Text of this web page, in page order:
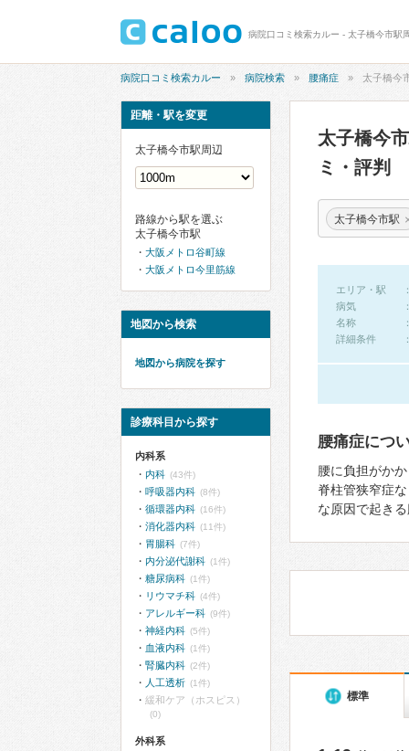
病院口コミ検索カルー - 太子橋今市駅
病院口コミ検索カルー 病院検索 腰痛症 太子橋今
太子橋今
ミ・評判
太子橋今市駅
エリア・駅
病気
名称
詳細条件
腰痛症につ
腰に負担がか
脊柱管狭窄症
な原因で起き
標準
距離・駅を変更
太子橋今市駅周辺
路線から駅を選ぶ
太子橋今市駅
大阪メトロ谷町線
大阪メトロ今里筋線
地図から検索
地図から病院を探す
診療科目から探す
内科系
内科 (43件)
呼吸器内科 (8件)
循環器内科 (16件)
消化器内科 (11件)
胃腸科 (7件)
内分泌代謝科 (1件)
糖尿病科 (1件)
リウマチ科 (4件)
アレルギー科 (9件)
神経内科 (5件)
血液内科 (1件)
腎臓内科 (2件)
人工透析 (1件)
緩和ケア（ホスピス）
(0)
外科系